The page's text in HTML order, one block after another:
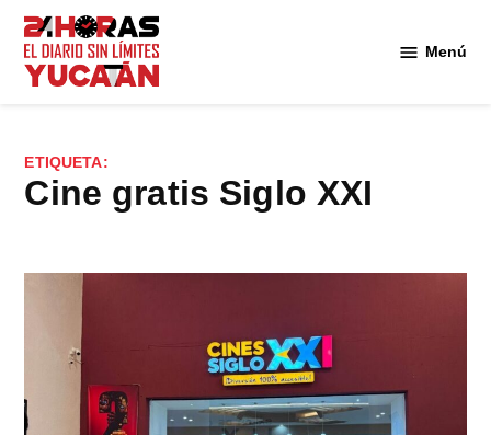
Saltar
contenido
Menú
ETIQUETA:
cine gratis Siglo XXI